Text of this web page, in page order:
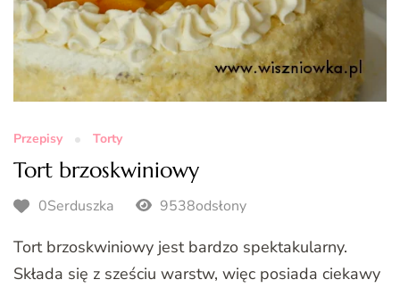
Przepisy Torty
Tort brzoskwiniowy
0Serduszka 9538odsłony
Tort brzoskwiniowy jest bardzo spektakularny.
Składa się z sześciu warstw, więc posiada ciekawy